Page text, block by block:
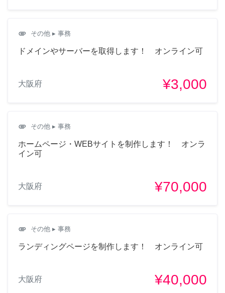
attachment その他 ▸ 事務
ドメインやサーバーを取得します！ オンライン可
大阪府 ¥3,000
attachment その他 ▸ 事務
ホームページ・WEBサイトを制作します！ オンラ
イン可
大阪府 ¥70,000
attachment その他 ▸ 事務
ランディングページを制作します！ オンライン可
大阪府 ¥40,000